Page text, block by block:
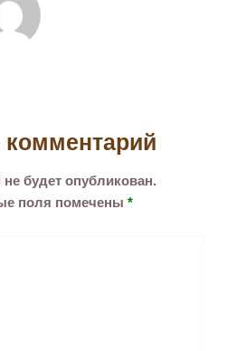
комментарий
будет опубликован.
поля помечены *